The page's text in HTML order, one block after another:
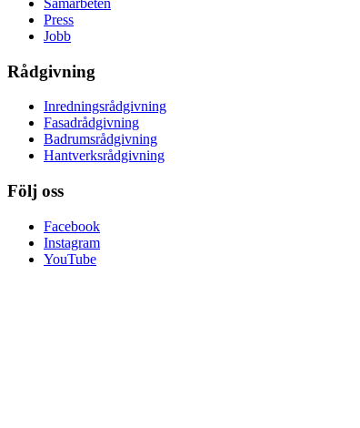
Press
Jobb
Rådgivning
Inredningsrådgivning
Fasadrådgivning
Badrumsrådgivning
Hantverksrådgivning
Följ oss
Facebook
Instagram
YouTube